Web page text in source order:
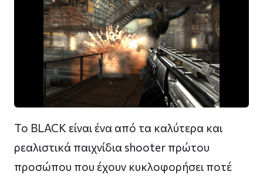
Το BLACK είναι ένα από τα καλύτερα και
ρεαλιστικά παιχνίδια shooter πρώτου
προσώπου που έχουν κυκλοφορήσει ποτέ